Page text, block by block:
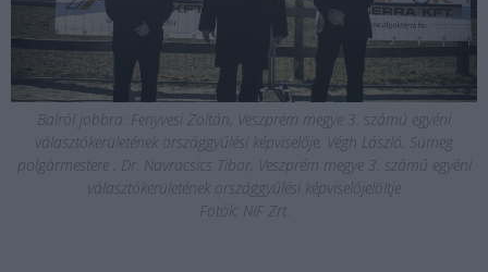
Balról jobbra: Fenyvesi Zoltán, Veszprém megye 3. számú egyéni
választókerületének országgyűlési képviselője, Végh László, Sümeg
polgármestere , Dr. Navracsics Tibor, Veszprém megye 3. számú egyéni
választókerületének országgyűlési képviselőjelöltje
Fotók: NIF Zrt.